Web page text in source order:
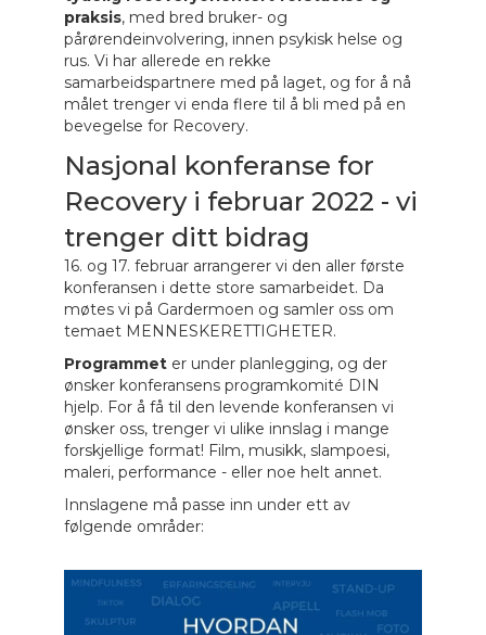
praksis, med bred bruker- og
pårørendeinvolvering, innen psykisk helse og
rus. Vi har allerede en rekke
samarbeidspartnere med på laget, og for å nå
målet trenger vi enda flere til å bli med på en
bevegelse for Recovery.
Nasjonal konferanse for
Recovery i februar 2022 - vi
trenger ditt bidrag
16. og 17. februar arrangerer vi den aller første
konferansen i dette store samarbeidet. Da
møtes vi på Gardermoen og samler oss om
temaet MENNESKERETTIGHETER.
Programmet er under planlegging, og der
ønsker konferansens programkomité DIN
hjelp. For å få til den levende konferansen vi
ønsker oss, trenger vi ulike innslag i mange
forskjellige format! Film, musikk, slampoesi,
maleri, performance - eller noe helt annet.
Innslagene må passe inn under ett av
følgende områder: